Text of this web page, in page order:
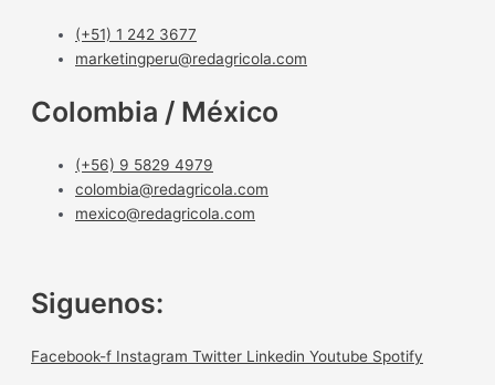
(+51) 1 242 3677
marketingperu@redagricola.com
Colombia / México
(+56) 9 5829 4979
colombia@redagricola.com
mexico@redagricola.com
Siguenos:
Facebook-f Instagram Twitter Linkedin Youtube Spotify